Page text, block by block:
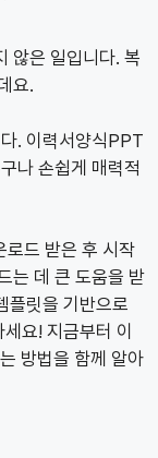
않은 일입니다. 복
요.
. 이력서양식PPT
나 손쉽게 매력적
드 받은 후 시작
는 데 큰 도움을 받
플릿을 기반으로
요! 지금부터 이
방법을 함께 알아